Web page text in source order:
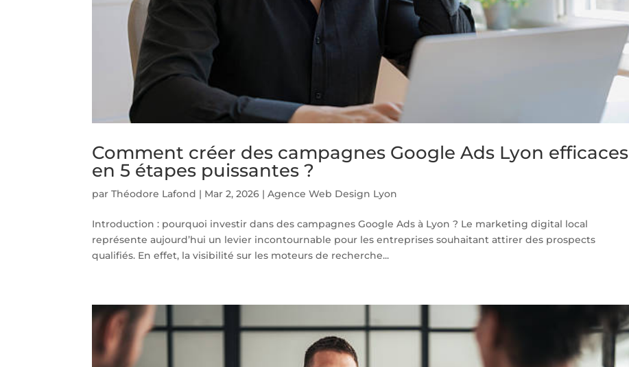
Comment créer des campagnes Google Ads Lyon efficaces
en 5 étapes puissantes ?
parThéodore Lafond | Mar 2, 2026 |Agence Web Design Lyon
Introduction : pourquoi investir dans des campagnes Google Ads à Lyon ? Le marketing digital local
représente aujourd’hui un levier incontournable pour les entreprises souhaitant attirer des prospects
qualifiés. En effet, la visibilité sur les moteurs de recherche...